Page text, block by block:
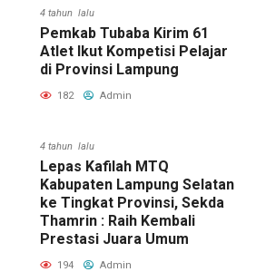
4 tahun lalu
Pemkab Tubaba Kirim 61
Atlet Ikut Kompetisi Pelajar
di Provinsi Lampung
182 Admin
4 tahun lalu
Lepas Kafilah MTQ
Kabupaten Lampung Selatan
ke Tingkat Provinsi, Sekda
Thamrin : Raih Kembali
Prestasi Juara Umum
194 Admin